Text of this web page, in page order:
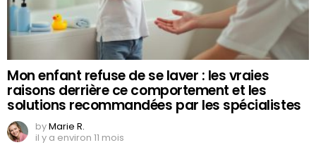
Mon enfant refuse de se laver : les vraies
raisons derrière ce comportement et les
solutions recommandées par les spécialistes
byMarie R.
il y a environ 11 mois